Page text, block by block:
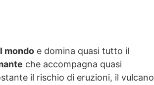
mondo e domina quasi tutto il
che accompagna quasi
il rischio di eruzioni, il vulcano